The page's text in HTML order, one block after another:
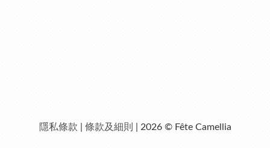
隱私條款 條款及細則 | 2026 © Fête Camellia